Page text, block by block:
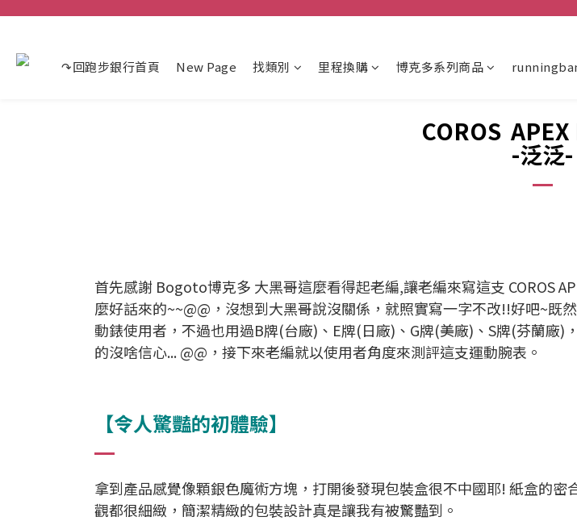
↷回跑步銀行首頁 New Page 找類別 里程換購 博克多系列商品
COROS
-泛泛-
首先感謝 Bogoto博克多 大黑哥這麼看得起老編,讓老編來寫這支 COROS
麼好話來的~~@@，沒想到大黑哥說沒關係，就照實寫一字不改!!好吧~
動錶使用者，不過也用過B牌(台廠)、E牌(日廠)、G牌(美廠)、S牌(芬蘭廠)
的沒啥信心... @@，接下來老編就以使用者角度來測評這支運動腕表。
【令人驚豔的初體驗】
拿到產品感覺像顆銀色魔術方塊，打開後發現包裝盒很不中國耶! 紙盒的
觀都很細緻，簡潔精緻的包裝設計真是讓我有被驚豔到。